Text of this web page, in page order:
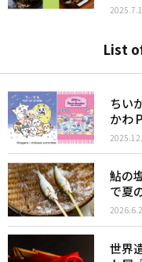
List
ちい
かわ
鮎の
で夏
世界